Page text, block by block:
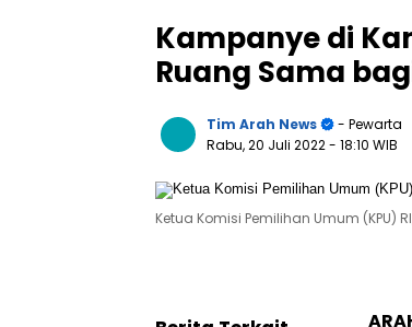
Kampanye di
Ruang Sama
Tim Arah News
- Pewarta
Rabu, 20 Juli 2022- 18:10 WIB
Ketua Komisi Pemilihan Umum (KPU)